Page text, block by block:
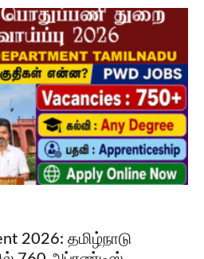
2026: தமிழ்நாடு